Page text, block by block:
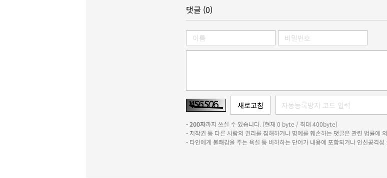
댓글 (0)
-200자까지 쓰실 수 있습니다. (현재 0 byte / 최대 400byte)
- 저작권 등 다른 사람의 권리를 침해하거나 명예를 훼손하는 댓글은 관련 법률에
- 타인에게 불쾌감을 주는 욕설 등 비하하는 단어가 내용에 포함되거나 인신공격